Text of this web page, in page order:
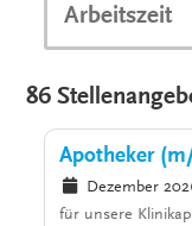
Arbeitszeit
86
Apotheker
Dezember
für unsere